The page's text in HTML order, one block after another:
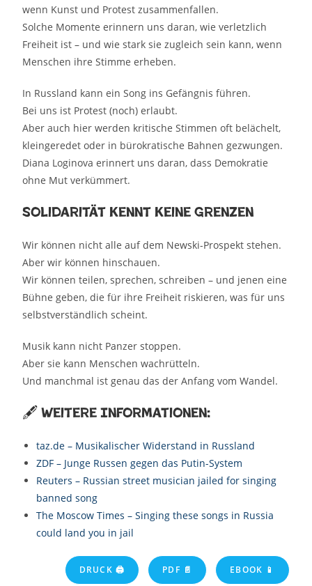
wenn Kunst und Protest zusammenfallen.
Solche Momente erinnern uns daran, wie verletzlich
Freiheit ist – und wie stark sie zugleich sein kann, wenn
Menschen ihre Stimme erheben.
In Russland kann ein Song ins Gefängnis führen.
Bei uns ist Protest (noch) erlaubt.
Aber auch hier werden kritische Stimmen oft belächelt,
kleingeredet oder in bürokratische Bahnen gezwungen.
Diana Loginova erinnert uns daran, dass Demokratie
ohne Mut verkümmert.
Solidarität kennt keine Grenzen
Wir können nicht alle auf dem Newski-Prospekt stehen.
Aber wir können hinschauen.
Wir können teilen, sprechen, schreiben – und jenen eine
Bühne geben, die für ihre Freiheit riskieren, was für uns
selbstverständlich scheint.
Musik kann nicht Panzer stoppen.
Aber sie kann Menschen wachrütteln.
Und manchmal ist genau das der Anfang vom Wandel.
🖋️ Weitere Informationen:
taz.de – Musikalischer Widerstand in Russland
ZDF – Junge Russen gegen das Putin-System
Reuters – Russian street musician jailed for singing
banned song
The Moscow Times – Singing these songs in Russia
could land you in jail
DRUCK 🖨 PDF 📄 EBOOK 📱